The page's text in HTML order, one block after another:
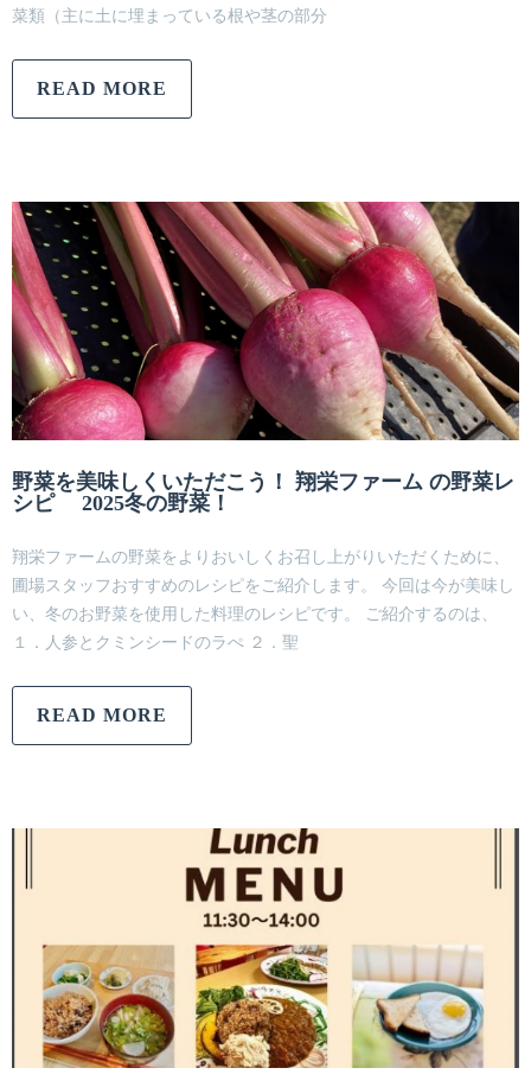
菜類（主に土に埋まっている根や茎の部分
READ MORE
野菜を美味しくいただこう！ 翔栄ファーム の野菜レ
シピ 2025冬の野菜！
翔栄ファームの野菜をよりおいしくお召し上がりいただくために、
圃場スタッフおすすめのレシピをご紹介します。 今回は今が美味し
い、冬のお野菜を使用した料理のレシピです。 ご紹介するのは、
１．人参とクミンシードのラぺ ２．聖
READ MORE